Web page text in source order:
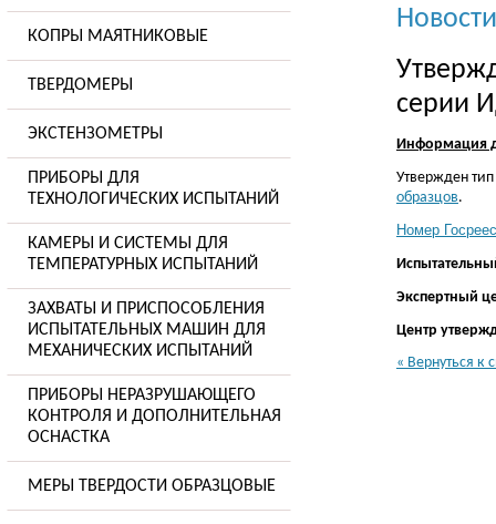
КОПРЫ МАЯТНИКОВЫЕ
ТВЕРДОМЕРЫ
ЭКСТЕНЗОМЕТРЫ
ПРИБОРЫ ДЛЯ
ТЕХНОЛОГИЧЕСКИХ ИСПЫТАНИЙ
КАМЕРЫ И СИСТЕМЫ ДЛЯ
ТЕМПЕРАТУРНЫХ ИСПЫТАНИЙ
ЗАХВАТЫ И ПРИСПОСОБЛЕНИЯ
ИСПЫТАТЕЛЬНЫХ МАШИН ДЛЯ
МЕХАНИЧЕСКИХ ИСПЫТАНИЙ
ПРИБОРЫ НЕРАЗРУШАЮЩЕГО
КОНТРОЛЯ И ДОПОЛНИТЕЛЬНАЯ
ОСНАСТКА
МЕРЫ ТВЕРДОСТИ ОБРАЗЦОВЫЕ
Новости
серии
Информация
Утвержден тип
образцов.
Номер
Экспертный
Центр
« Вернуться к